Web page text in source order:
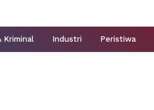
Kriminal Industri Peristiwa